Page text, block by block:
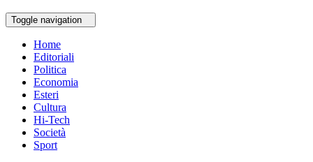
Toggle navigation
Home
Editoriali
Politica
Economia
Esteri
Cultura
Hi-Tech
Società
Sport